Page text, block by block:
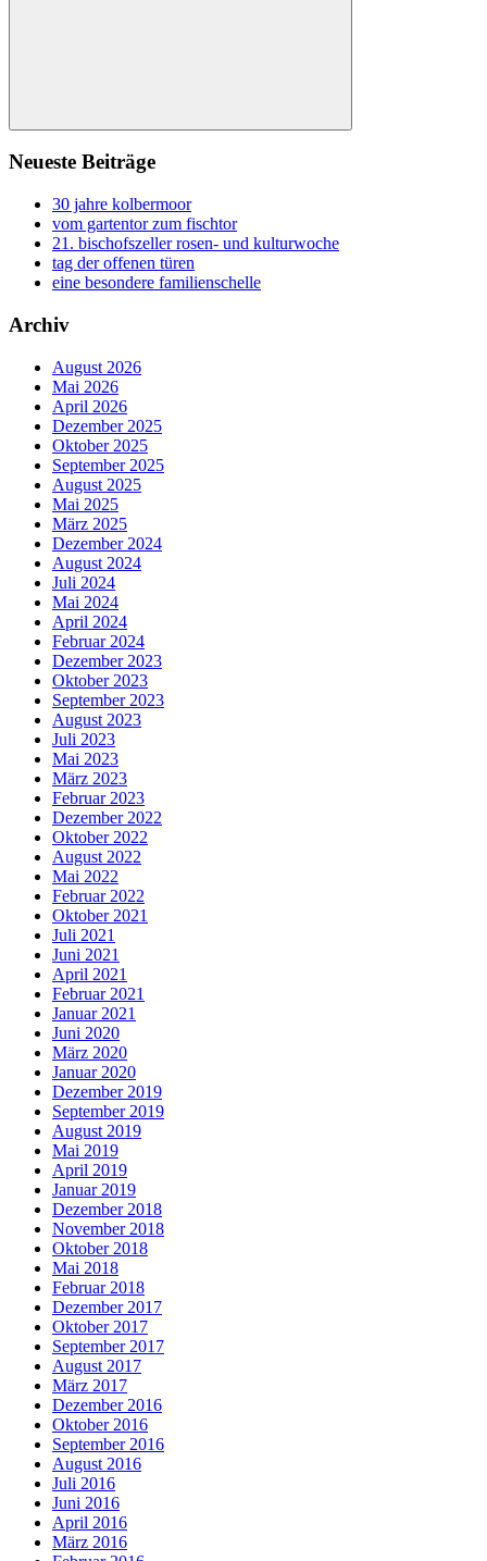
Suchen
Neueste Beiträge
30 jahre kolbermoor
vom gartentor zum fischtor
21. bischofszeller rosen- und kulturwoche
tag der offenen türen
eine besondere familienschelle
Archiv
August 2026
Mai 2026
April 2026
Dezember 2025
Oktober 2025
September 2025
August 2025
Mai 2025
März 2025
Dezember 2024
August 2024
Juli 2024
Mai 2024
April 2024
Februar 2024
Dezember 2023
Oktober 2023
September 2023
August 2023
Juli 2023
Mai 2023
März 2023
Februar 2023
Dezember 2022
Oktober 2022
August 2022
Mai 2022
Februar 2022
Oktober 2021
Juli 2021
Juni 2021
April 2021
Februar 2021
Januar 2021
Juni 2020
März 2020
Januar 2020
Dezember 2019
September 2019
August 2019
Mai 2019
April 2019
Januar 2019
Dezember 2018
November 2018
Oktober 2018
Mai 2018
Februar 2018
Dezember 2017
Oktober 2017
September 2017
August 2017
März 2017
Dezember 2016
Oktober 2016
September 2016
August 2016
Juli 2016
Juni 2016
April 2016
März 2016